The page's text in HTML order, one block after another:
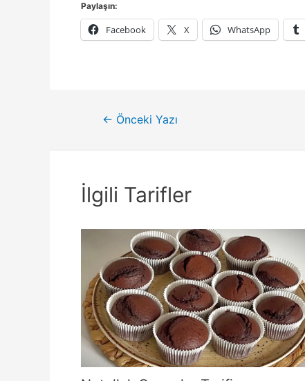
Paylaşın:
Facebook X WhatsApp
Yazı← Önceki Yazı
İlgili Tarifler